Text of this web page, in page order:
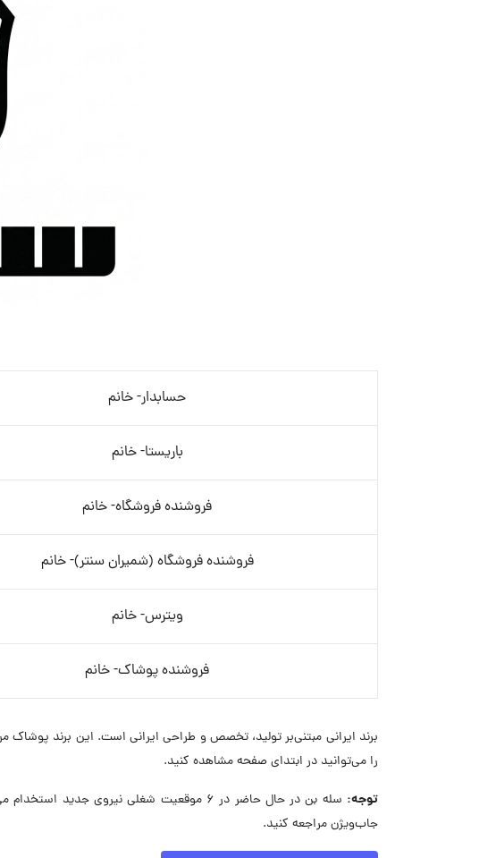
حسابدار- خانم
باریستا- خانم
فروشنده فروشگاه- خانم
فروشنده فروشگاه (شمیران سنتر)- خانم
ویترس- خانم
فروشنده پوشاک- خانم
را می‌توانید در ابتدای صفحه مشاهده کنید.
توجه:
سله بن در حال حاضر در ۶ موقعیت شغلی
جاب‌ویژن مراجعه کنید.